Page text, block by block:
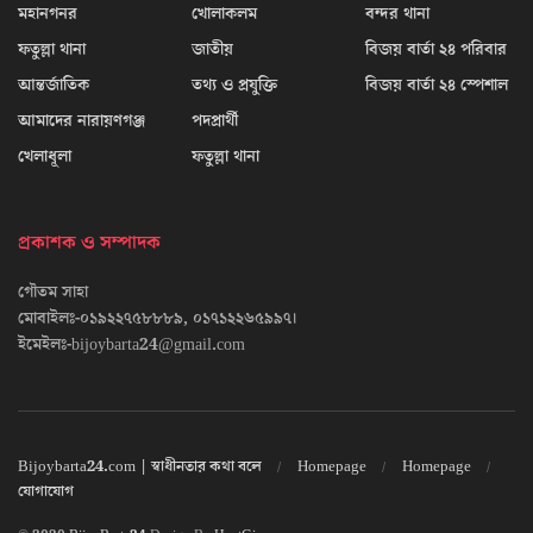
মহানগনর
ফতুল্লা থানা
আন্তর্জাতিক
আমাদের নারায়ণগঞ্জ
খেলাধূলা
খোলাকলম
জাতীয়
তথ্য ও প্রযুক্তি
পদপ্রার্থী
ফতুল্লা থানা
বন্দর থানা
বিজয় বার্তা ২৪ পরিবার
বিজয় বার্তা ২৪ স্পেশাল
প্রকাশক ও সম্পাদক
গৌতম সাহা
মোবাইলঃ-০১৯২২৭৫৮৮৮৯, ০১৭১২২৬৫৯৯৭।
ইমেইলঃ-bijoybarta24@gmail.com
Bijoybarta24.com | স্বাধীনতার কথা বলে Homepage
Homepage
যোগাযোগ